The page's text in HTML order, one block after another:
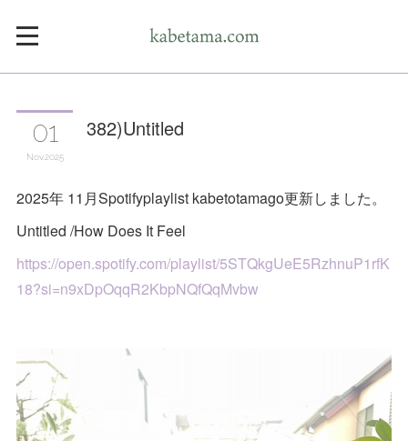
01
Nov 2025
382)Untitled
2025年 11月Spotifyplaylist kabetotamago更新しました。
Untitled /How Does It Feel
https://open.spotify.com/playlist/5STQkgUeE5RzhnuP1rfK
18?si=n9xDpOqqR2KbpNQfQqMvbw